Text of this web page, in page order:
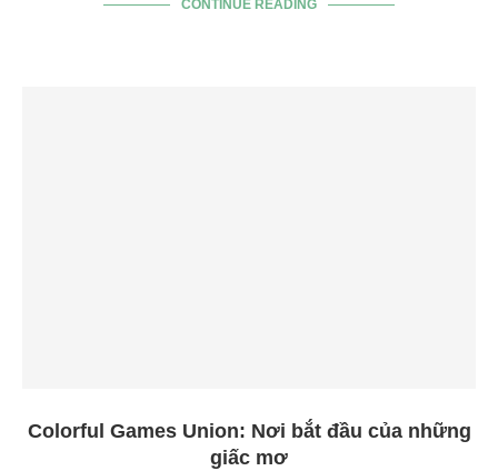
CONTINUE READING
Colorful Games Union: Nơi bắt đầu của những
giấc mơ